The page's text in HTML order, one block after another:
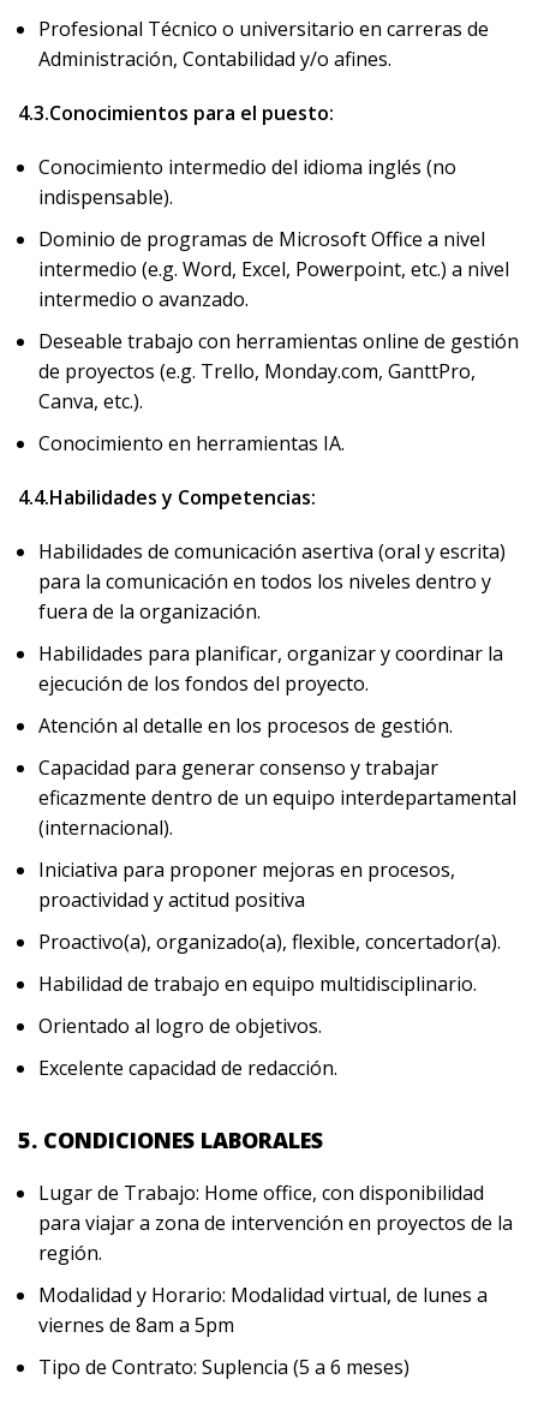
Profesional Técnico o universitario en carreras de
Administración, Contabilidad y/o afines.
4.3.Conocimientos para el puesto:
Conocimiento intermedio del idioma inglés (no
indispensable).
Dominio de programas de Microsoft Office a nivel
intermedio (e.g. Word, Excel, Powerpoint, etc.) a nivel
intermedio o avanzado.
Deseable trabajo con herramientas online de gestión
de proyectos (e.g. Trello, Monday.com, GanttPro,
Canva, etc.).
Conocimiento en herramientas IA.
4.4.Habilidades y Competencias:
Habilidades de comunicación asertiva (oral y escrita)
para la comunicación en todos los niveles dentro y
fuera de la organización.
Habilidades para planificar, organizar y coordinar la
ejecución de los fondos del proyecto.
Atención al detalle en los procesos de gestión.
Capacidad para generar consenso y trabajar
eficazmente dentro de un equipo interdepartamental
(internacional).
Iniciativa para proponer mejoras en procesos,
proactividad y actitud positiva
Proactivo(a), organizado(a), flexible, concertador(a).
Habilidad de trabajo en equipo multidisciplinario.
Orientado al logro de objetivos.
Excelente capacidad de redacción.
5. CONDICIONES LABORALES
Lugar de Trabajo: Home office, con disponibilidad
para viajar a zona de intervención en proyectos de la
región.
Modalidad y Horario: Modalidad virtual, de lunes a
viernes de 8am a 5pm
Tipo de Contrato: Suplencia (5 a 6 meses)